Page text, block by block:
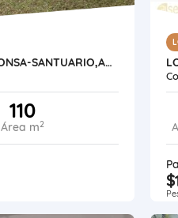
VENTA DE LOTE EN COPECONSA-SANTUARIO,ANTIOQUIA
110
Área m2